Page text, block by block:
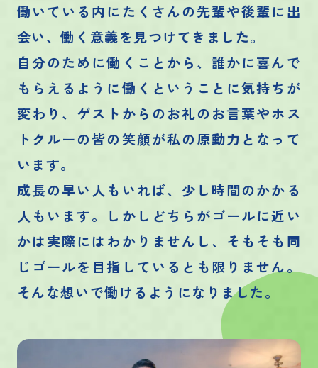
働いている内にたくさんの先輩や後輩に出
会い、働く意義を見つけてきました。
自分のために働くことから、誰かに喜んで
もらえるように働くということに気持ちが
変わり、ゲストからのお礼のお言葉やホス
トクルーの皆の笑顔が私の原動力となって
います。
成長の早い人もいれば、少し時間のかかる
人もいます。しかしどちらがゴールに近い
かは実際にはわかりませんし、そもそも同
じゴールを目指しているとも限りません。
そんな想いで働けるようになりました。